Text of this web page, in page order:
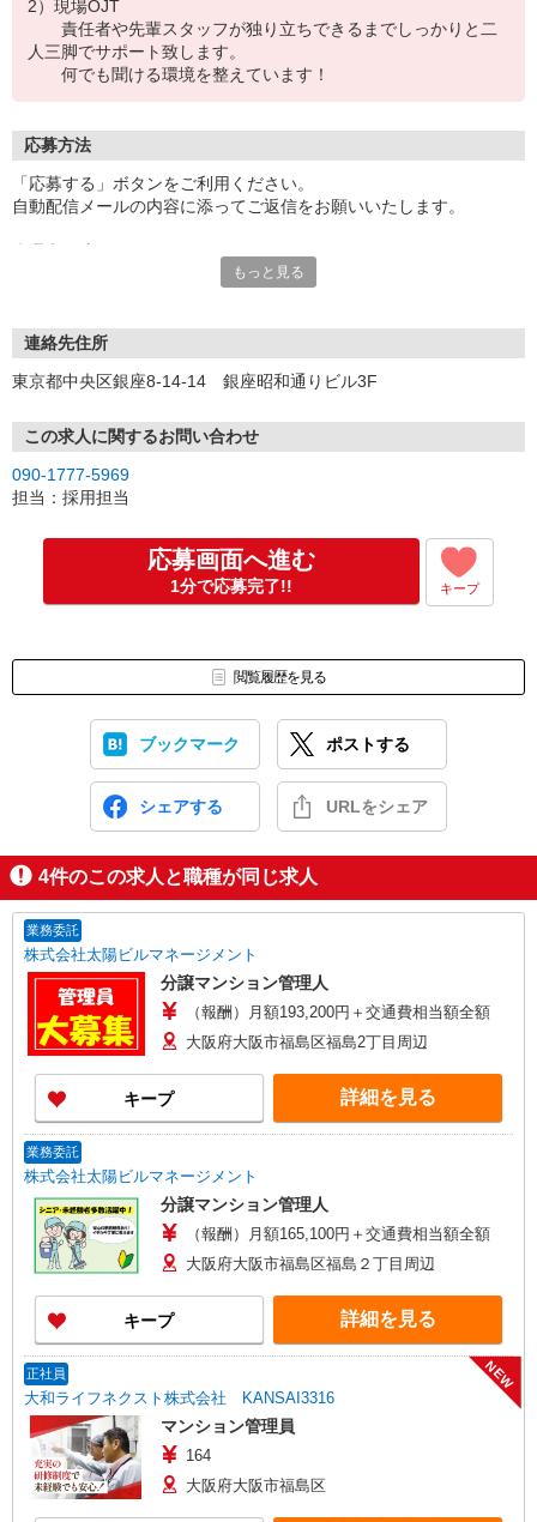
2）現場OJT
責任者や先輩スタッフが独り立ちできるまでしっかりと二
人三脚でサポート致します。
何でも聞ける環境を整えています！
応募方法
「応募する」ボタンをご利用ください。
自動配信メールの内容に添ってご返信をお願いいたします。
①メールで質問事項へのご回答と応募書類の提出をしていただきま
②書類選考
③WEB面接（ご自宅で実施が可能です）
④内定・ご入社決定（2次面接をさせていただく場合もございます）
※応募〜内定まで1〜2週間です。
◇弊社では面接はオンラインにて実施しております （来社不要！ご
※スマートフォンやカメラ付きパソコンをお持ちの方が対象です。
※オンライン面接未経験の方にも、しっかりサポートを行いますの
で安心してご参加いいただけます。
※土日祝にお問い合わせ頂いた際、翌営業日のご連絡になる場合が
ございます。予めご了承ください。
◇求人についてのお問い合わせ
お電話でのお問い合わせは平日9:00〜16:00の間にお願いいたしま
その際はお仕事NO4桁の数字をご準備ください。
もっと見る
連絡先住所
東京都中央区銀座8-14-14 銀座昭和通りビル3F
この求人に関するお問い合わせ
090-1777-5969
担当：採用担当
応募画面へ進む
1分で応募完了!! キープ
閲覧履歴を見る
ブックマーク ポストする
シェアする URLをシェア
4件のこの求人と職種が同じ求人
業務委託
株式会社太陽ビルマネージメント
分譲マンション管理人
（報酬）月額193,200円＋交通費相当額全額
大阪府大阪市福島区福島2丁目周辺
キープ 詳細を見る
業務委託
株式会社太陽ビルマネージメント
分譲マンション管理人
（報酬）月額165,100円＋交通費相当額全額
大阪府大阪市福島区福島２丁目周辺
キープ 詳細を見る
正社員
大和ライフネクスト株式会社 KANSAI3316
NEW
マンション管理員
164
大阪府大阪市福島区